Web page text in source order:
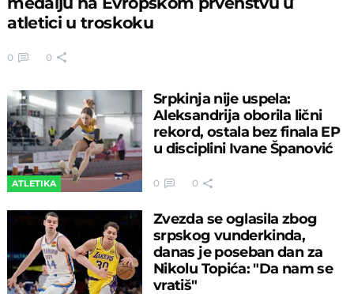
atletici u troskoku
0 0
ATLETIKA
Srpkinja nije uspela:
Aleksandrija oborila lični
rekord, ostala bez finala EP
u disciplini Ivane Španović
0 0
Zvezda se oglasila zbog
srpskog vunderkinda,
danas je poseban dan za
Nikolu Topića: "Da nam se
vratiš"